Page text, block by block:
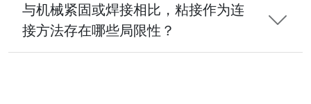
与机械紧固或焊接相比，粘接作为连
接方法存在哪些局限性？